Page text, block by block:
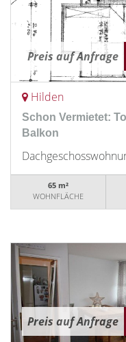
Preis auf Anfrage
Hilden
Schon Vermietet:
Balkon
65 m²
WOHNFLÄCHE
Preis auf Anfrage